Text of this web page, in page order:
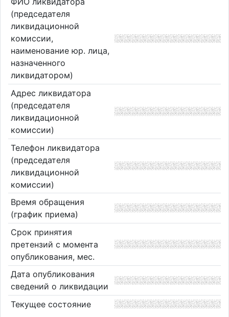
(председателя
ликвидационной
комиссии,
наименование юр. лица,
назначенного
ликвидатором)
Адрес ликвидатора
(председателя
ликвидационной
комиссии)
Телефон ликвидатора
(председателя
ликвидационной
комиссии)
Время обращения
(график приема)
Срок принятия
претензий с момента
опубликования, мес.
Дата опубликования
сведений о ликвидации
Текущее состояние